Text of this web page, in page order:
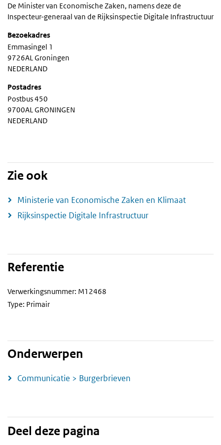
De Minister van Economische Zaken, namens deze de
Inspecteur-generaal van de Rijksinspectie Digitale Infrastructuur
Bezoekadres
Emmasingel 1
9726AL Groningen
NEDERLAND
Postadres
Postbus 450
9700AL GRONINGEN
NEDERLAND
Zie ook
Ministerie van Economische Zaken en Klimaat
Rijksinspectie Digitale Infrastructuur
Referentie
Verwerkingsnummer: M12468
Type: Primair
Onderwerpen
Communicatie > Burgerbrieven
Deel deze pagina